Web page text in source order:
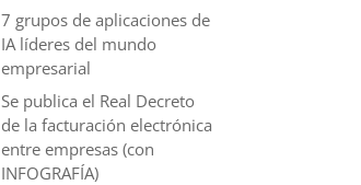
7 grupos de aplicaciones de
IA líderes del mundo
empresarial
Se publica el Real Decreto
de la facturación electrónica
entre empresas (con
INFOGRAFÍA)